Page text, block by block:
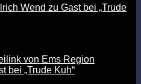
Wend zu Gast bei „Trude
von Ems Region
bei „Trude Kuh“